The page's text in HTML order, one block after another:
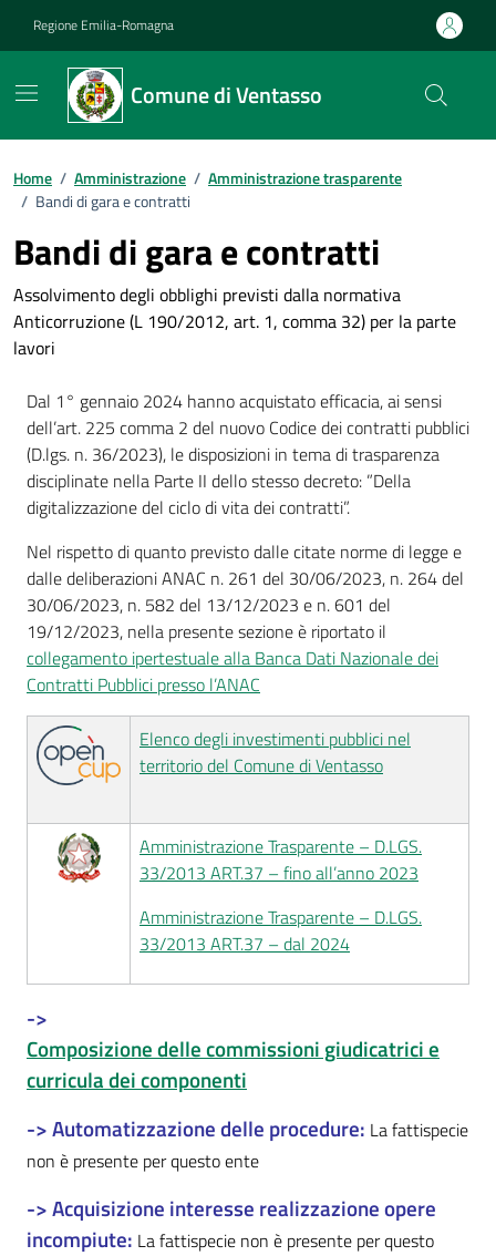
Regione Emilia-Romagna
Comune di Ventasso
Home / Amministrazione / Amministrazione trasparente
/ Bandi di gara e contratti
Bandi di gara e contratti
Assolvimento degli obblighi previsti dalla normativa
Anticorruzione (L 190/2012, art. 1, comma 32) per la parte
lavori
Dal 1° gennaio 2024 hanno acquistato efficacia, ai sensi
dell’art. 225 comma 2 del nuovo Codice dei contratti pubblici
(D.lgs. n. 36/2023), le disposizioni in tema di trasparenza
disciplinate nella Parte II dello stesso decreto: ”Della
digitalizzazione del ciclo di vita dei contratti”.
Nel rispetto di quanto previsto dalle citate norme di legge e
dalle deliberazioni ANAC n. 261 del 30/06/2023, n. 264 del
30/06/2023, n. 582 del 13/12/2023 e n. 601 del
19/12/2023, nella presente sezione è riportato il
collegamento ipertestuale alla Banca Dati Nazionale dei
Contratti Pubblici presso l’ANAC
Elenco degli investimenti pubblici nel
territorio del Comune di Ventasso
Amministrazione Trasparente – D.LGS.
33/2013 ART.37 – fino all’anno 2023
Amministrazione Trasparente – D.LGS.
33/2013 ART.37 – dal 2024
->
Composizione delle commissioni giudicatrici e
curricula dei componenti
-> Automatizzazione delle procedure: La fattispecie
non è presente per questo ente
-> Acquisizione interesse realizzazione opere
incompiute: La fattispecie non è presente per questo